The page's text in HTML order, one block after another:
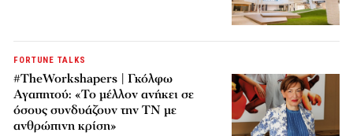
FORTUNE TALKS
#TheWorkshapers | Γκόλφω
Αγαπητού: «Το μέλλον ανήκει σε
όσους συνδυάζουν την ΤΝ με
ανθρώπινη κρίση»